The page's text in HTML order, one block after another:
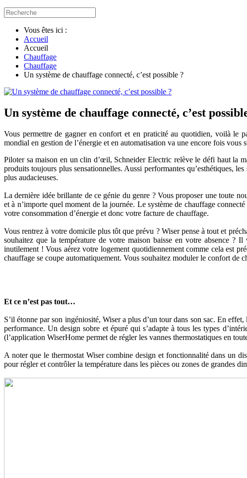
Vous êtes ici :
Accueil
Accueil
Chauffage
Chauffage
Un système de chauffage connecté, c’est possible ?
Un système de chauffage connecté, c’est
Vous permettre de gagner en confort et en praticité au quotidien, voilà le
mondial en gestion de l’énergie et en automatisation va une encore fois vous
Piloter sa maison en un clin d’œil, Schneider Electric relève le défi haut la
produits toujours plus sensationnelles. Aussi performantes qu’esthétiques,
plus audacieuses.
La dernière idée brillante de ce génie du genre ? Vous proposer une toute
et à n’importe quel moment de la journée. Le système de chauffage
votre consommation d’énergie et donc votre facture de chauffage.
Vous rentrez à votre domicile plus tôt que prévu ? Wiser pense à tout et
souhaitez que la température de votre maison baisse en votre absence ?
inutilement ! Vous aérez votre logement quotidiennement comme cela est
chauffage se coupe automatiquement. Vous souhaitez moduler le confort de
Et ce n’est pas tout…
S’il étonne par son ingéniosité, Wiser a plus d’un tour dans son sac. En
performance. Un design sobre et épuré qui s’adapte à tous les types
(l’application WiserHome permet de régler les vannes thermostatiques en
A noter que le thermostat Wiser combine design et fonctionnalité dans un
pour régler et contrôler la température dans les pièces ou zones de grandes